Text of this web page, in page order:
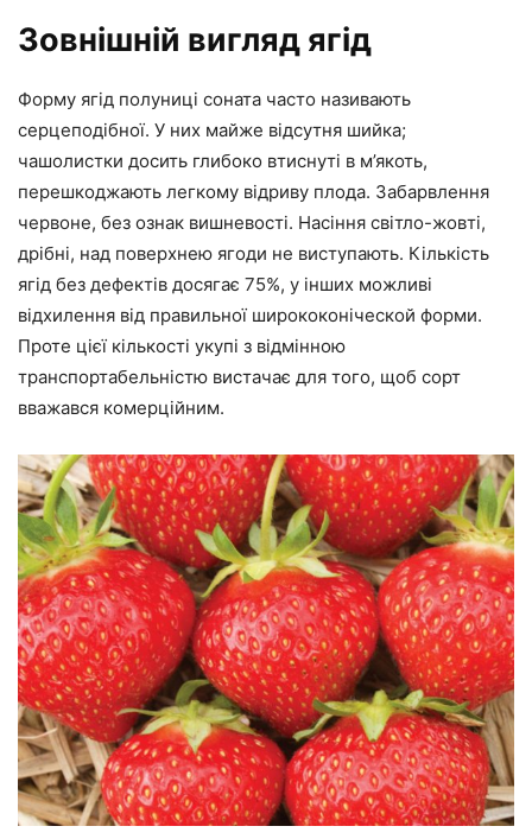
Зовнішній вигляд ягід
Форму ягід полуниці соната часто називають
серцеподібної. У них майже відсутня шийка;
чашолистки досить глибоко втиснуті в м’якоть,
перешкоджають легкому відриву плода. Забарвлення
червоне, без ознак вишневості. Насіння світло-жовті,
дрібні, над поверхнею ягоди не виступають. Кількість
ягід без дефектів досягає 75%, у інших можливі
відхилення від правильної ширококоніческой форми.
Проте цієї кількості укупі з відмінною
транспортабельністю вистачає для того, щоб сорт
вважався комерційним.